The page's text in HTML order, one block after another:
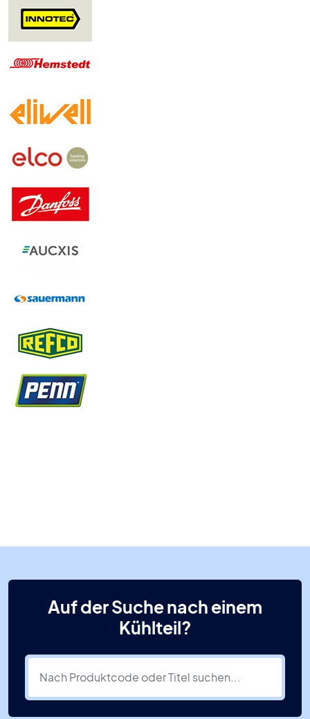
Auf der Suche nach einem
Kühlteil?